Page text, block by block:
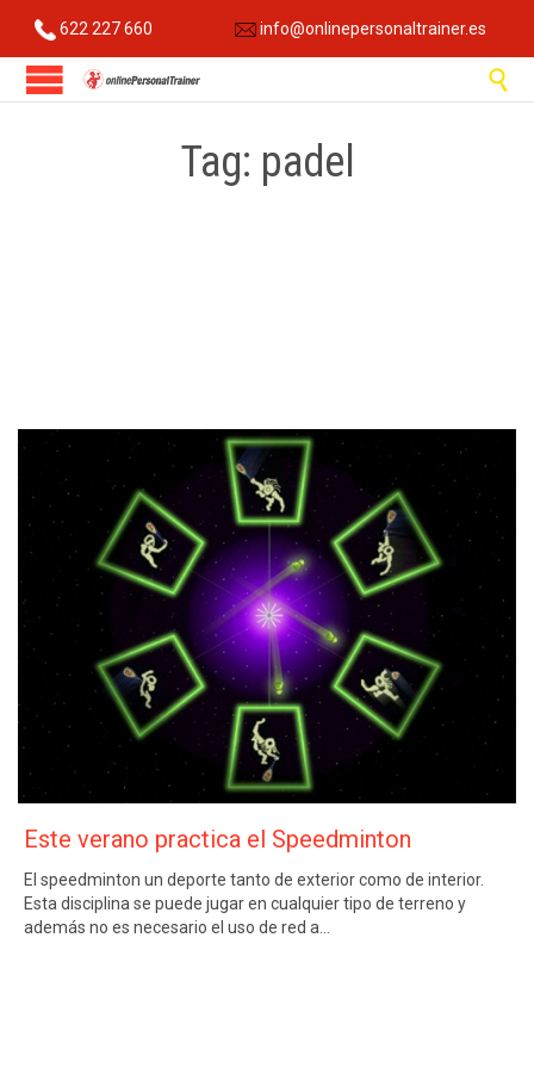
622 227 660 info@onlinepersonaltrainer.es

Tag: padel
Este verano practica el Speedminton
El speedminton un deporte tanto de exterior como de interior.
Esta disciplina se puede jugar en cualquier tipo de terreno y
además no es necesario el uso de red a…